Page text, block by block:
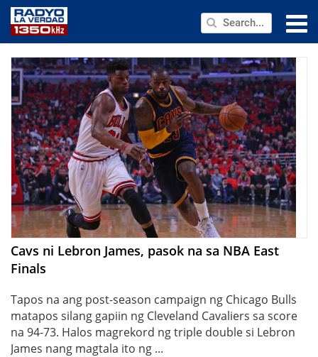
PUBLIC SERVICE
ANNOUNCEMENTS
PROGRAMS
ABOUT
CONTACT US
Cavs ni Lebron James, pasok na sa NBA East
Finals
Tapos na ang post-season campaign ng Chicago Bulls
matapos silang gapiin ng Cleveland Cavaliers sa score
na 94-73. Halos magrekord ng triple double si Lebron
James nang magtala ito ng ...